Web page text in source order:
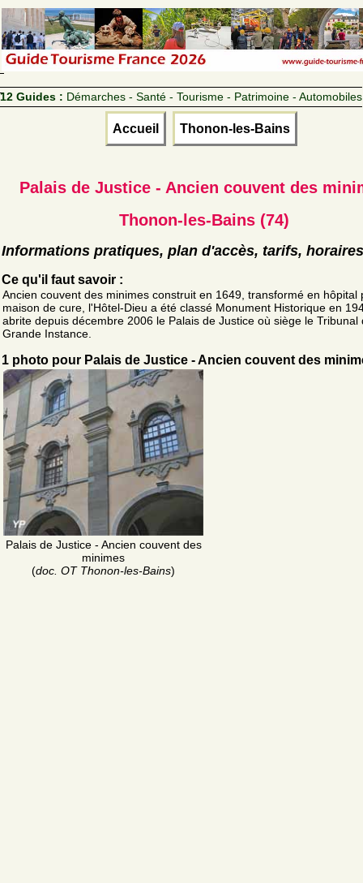
12 Guides : Démarches - Santé - Tourisme - Patrimoine - Automobiles
Accueil Thonon-les-Bains
Palais de Justice - Ancien couvent des
Thonon-les-Bains (74)
Informations pratiques, plan d'accès, tarifs, horaires
Ce qu'il faut savoir :
Ancien couvent des minimes construit en 1649, transformé en hôpital
maison de cure, l'Hôtel-Dieu a été classé Monument Historique en
abrite depuis décembre 2006 le Palais de Justice où siège le Tribunal
Grande Instance.
1 photo pour Palais de Justice - Ancien couvent des
Palais de Justice - Ancien couvent des
minimes
(doc. OT Thonon-les-Bains)